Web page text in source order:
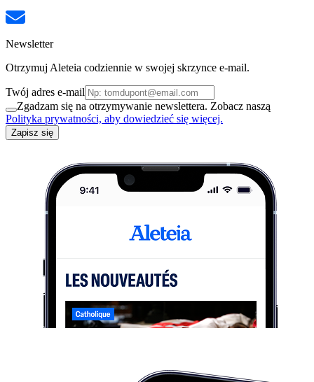
Newsletter
Otrzymuj Aleteia codziennie w swojej skrzynce e-mail.
Twój adres e-mail
Zgadzam się na otrzymywanie newslettera. Zobacz naszą
Polityka prywatności, aby dowiedzieć się więcej.
Zapisz się